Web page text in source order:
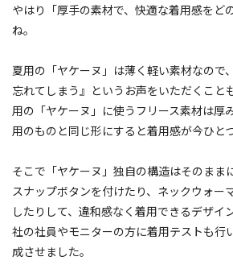
やはり「厚手の素材で、快適な着用感をど
ね。
夏用の「ヤケーヌ」は薄く軽い素材なので
忘れてしまう』というお声をいただくこと
用の「ヤケーヌ」に使うフリース素材は厚
用のものと同じ形にすると着用感が今ひと
そこで「ヤケーヌ」独自の構造はそのまま
スナップボタンを付けたり、ネックウォー
したりして、違和感なく着用できるデザイ
社の社員やモニターの方に着用テストも行
成させました。